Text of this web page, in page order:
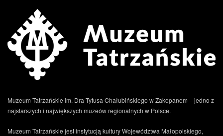
Muzeum Tatrzańskie im. Dra Tytusa Chałubińskiego w Zakopanem – jedno z
najstarszych i największych muzeów regionalnych w Polsce.
Muzeum Tatrzańskie jest instytucją kultury Województwa Małopolskiego,